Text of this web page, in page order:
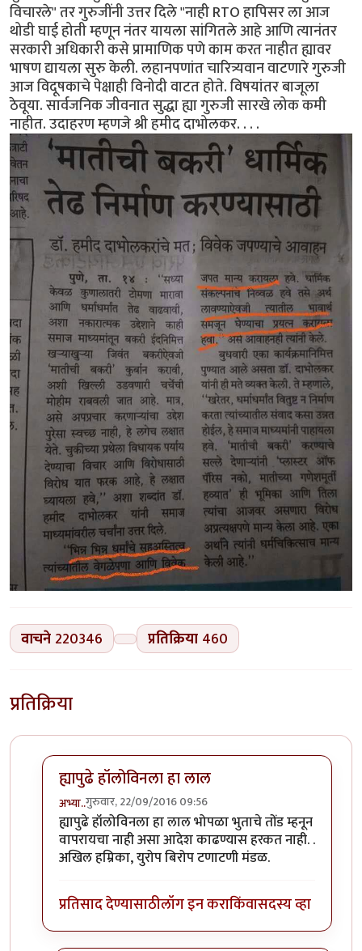
विचारले" तर गुरुजींनी उत्तर दिले "नाही RTO हापिसर ला आज
थोडी घाई होती म्हणून नंतर यायला सांगितले आहे आणि त्यानंतर
सरकारी अधिकारी कसे प्रामाणिक पणे काम करत नाहीत ह्यावर
भाषण द्यायला सुरु केली. लहानपणांत चारित्र्यवान वाटणारे गुरुजी
आज विदूषकाचे पेक्षाही विनोदी वाटत होते. विषयांतर बाजूला
ठेवूया. सार्वजनिक जीवनात सुद्धा ह्या गुरुजी सारखे लोक कमी
नाहीत. उदाहरण म्हणजे श्री हमीद दाभोलकर. . . .
वाचने 220346 प्रतिक्रिया 460
प्रतिक्रिया
ह्यापुढे हॉलोविनला हा लाल
अभ्या..गुरुवार, 22/09/2016 09:56
In reply toकोहळा (Benincasa hispida)byडॉ सुहास
ह्यापुढे हॉलोविनला हा लाल भोपळा भुताचे तोंड म्हनून
वापरायचा नाही असा आदेश काढण्यास हरकत नाही. .
अखिल हम्रिका, युरोप बिरोप टणाटणी मंडळ.
प्रतिसाद देण्यासाठीलॉग इन कराकिंवासदस्य व्हा